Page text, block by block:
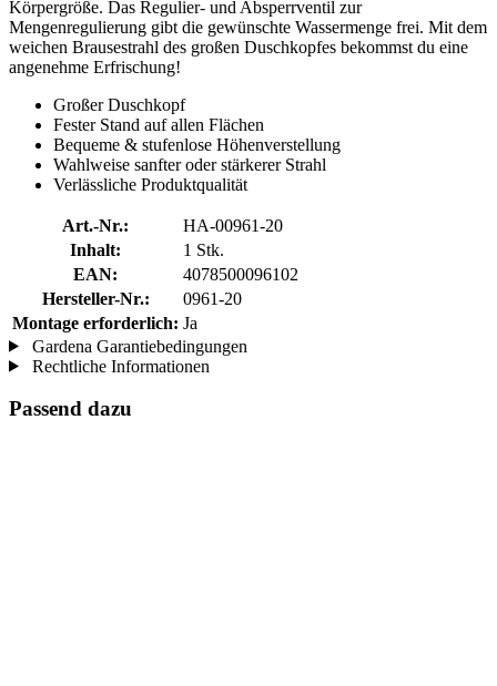
Körpergröße. Das Regulier- und Absperrventil zur
Mengenregulierung gibt die gewünschte Wassermenge frei. Mit dem
weichen Brausestrahl des großen Duschkopfes bekommst du eine
angenehme Erfrischung!
Großer Duschkopf
Fester Stand auf allen Flächen
Bequeme & stufenlose Höhenverstellung
Wahlweise sanfter oder stärkerer Strahl
Verlässliche Produktqualität
Art.-Nr.:
HA-00961-20
Inhalt:
1 Stk.
EAN:
4078500096102
Hersteller-Nr.:
0961-20
Montage erforderlich: Ja
Gardena Garantiebedingungen
Rechtliche Informationen
Passend dazu